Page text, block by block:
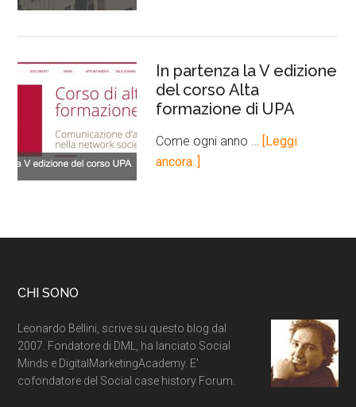
In partenza la V edizione
del corso Alta
formazione di UPA
Come ogni anno … [Leggi
ancora..]
CHI SONO
Leonardo Bellini, scrive su questo blog dal
2007. Fondatore di DML, ha lanciato Social
Minds e DigitalMarketingAcademy. E'
cofondatore del Social case history Forum.